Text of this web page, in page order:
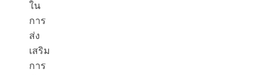
ใน
การ
ส่ง
เสริม
การ